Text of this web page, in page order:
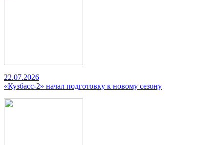
22.07.2026
«Кузбасс-2» начал подготовку к новому сезону